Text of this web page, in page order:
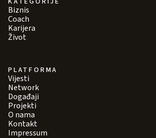
Biznis
Coach
Karijera
Život
PLATFORMA
Vijesti
Network
Događaji
Projekti
O nama
Kontakt
Impressum